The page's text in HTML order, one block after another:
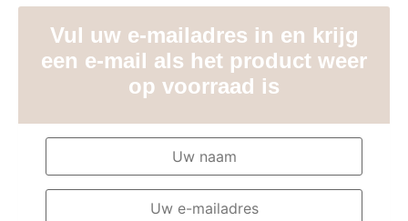
Vul uw e-mailadres in en krijg
een e-mail als het product weer
op voorraad is